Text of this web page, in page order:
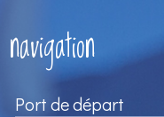
Port de départ